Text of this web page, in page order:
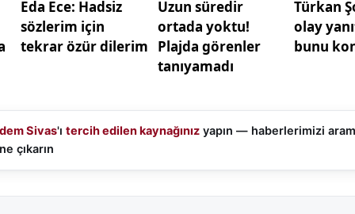
tarihinde daha önce elde ettiği başarıların yanına
Bu sonuç, genç oyunculardan oluşan kadro için
sosyal medyada #12DevAdam etiketiyle milli takıma
çıkabilecek potansiyele sahip olduğu yönünde.
Sivas'ı tercih edilen kaynağınız yapın — haberlerimizi
çıkarın